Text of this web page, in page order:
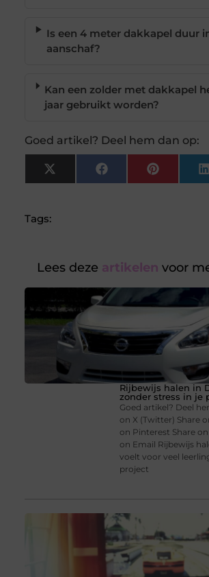
Is een 4 meter dakkapel duur
aanschaf?
Kan een zolder met dakkapel
jaar gebruikt worden?
Goed artikel? Deel hem dan op:
X
(Twitter)
FacebookPinterest
Tags:
Lees deze artikelen voor
Rijbewijs halen in
zonder stress in je
Goed artikel? Deel
on X (Twitter) Share
on Pinterest Share
on Email Rijbewijs
voelt voor veel
project